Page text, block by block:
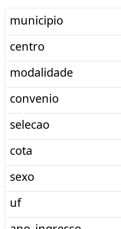
municipio
centro
modalidade
convenio
selecao
cota
sexo
uf